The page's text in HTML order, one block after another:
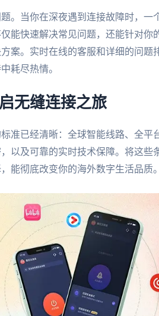
。当你在深夜遇到连接故障时，一
能快速解决常见问题，还能针对
案。实时在线的客服和详细的问
耗尽热情。
无缝连接之旅
准已经清晰：全球智能线路、全
以及可靠的实时技术保障。将这些
能彻底改变你的海外数字生活品质。